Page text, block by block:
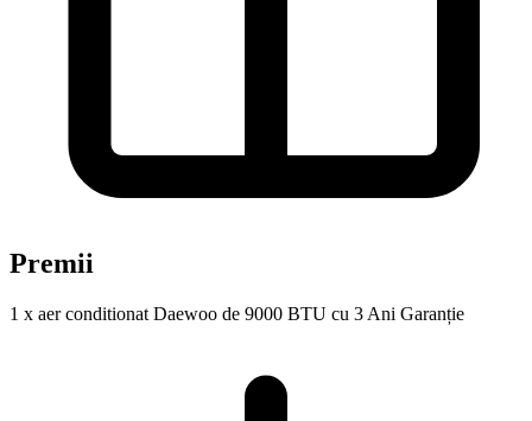
Premii
1 x aer conditionat Daewoo de 9000 BTU cu 3 Ani Garanție